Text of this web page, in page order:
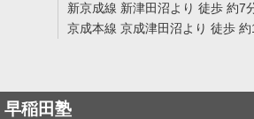
新京成線 新津田沼より 徒歩 約7
京成本線 京成津田沼より 徒歩
早稲田塾